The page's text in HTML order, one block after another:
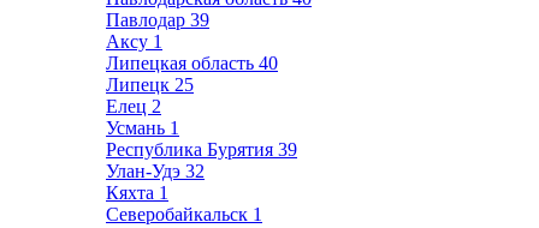
Павлодар 39
Аксу 1
Липецкая область 40
Липецк 25
Елец 2
Усмань 1
Республика Бурятия 39
Улан-Удэ 32
Кяхта 1
Северобайкальск 1